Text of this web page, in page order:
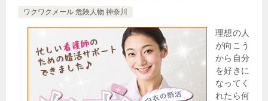
ワクワクメール 危険人物 神奈川
理想の人
が向こう
から自分
を好きに
なってく
れたら何